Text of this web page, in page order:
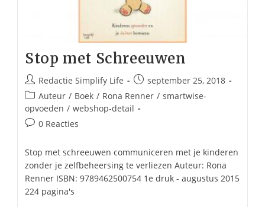
Stop met Schreeuwen
Bericht
auteur:
Redactie Simplify Life
Bericht
gepubliceerd
op:
september 25, 2018
Berichtcategorie:
Auteur / Boek / Rona Renner / smartwise-
opvoeden / webshop-detail
Bericht0 Reacties
Stop met schreeuwen communiceren met je kinderen
zonder je zelfbeheersing te verliezen Auteur: Rona
Renner ISBN: 9789462500754 1e druk - augustus 2015
224 pagina's